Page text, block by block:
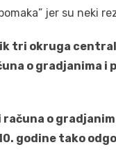
jer su neki
tri okruga
o gradjanima
računa o
godine tako